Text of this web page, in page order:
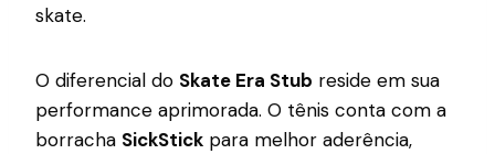
skate.
O diferencial do Skate Era Stub reside em sua
performance aprimorada. O tênis conta com a
borracha SickStick para melhor aderência,